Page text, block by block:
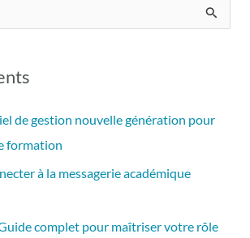
de gestion nouvelle génération pour
formation
à la messagerie académique
complet pour maîtriser votre rôle